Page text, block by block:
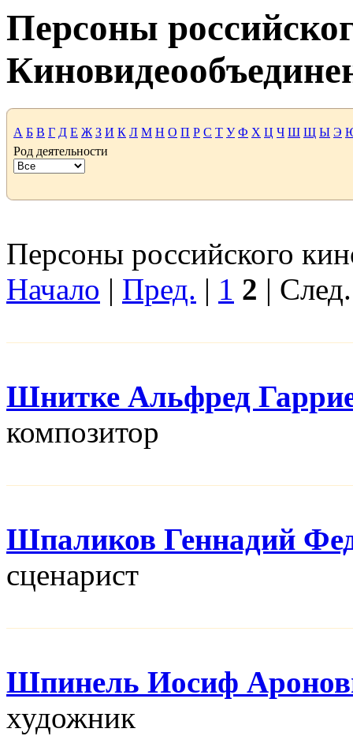
Персоны
А Б В Г Д Е Ж З И К Л М Н О П Р С Т У Ф Х Ц Ч Ш Щ Ы Э
Род деятельности
Персоны российского
Начало | Пред. | 1 2 |
Шнитке Альфред
композитор
Шпаликов Геннадий
сценарист
Шпинель Иосиф
художник